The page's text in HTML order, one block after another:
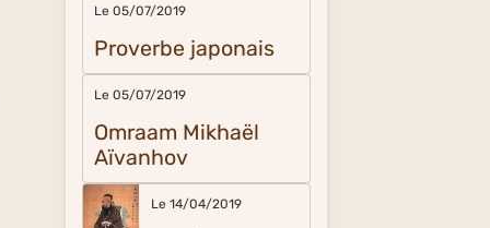
Le 05/07/2019
Proverbe japonais
Le 05/07/2019
Omraam Mikhaël
Aïvanhov
Le 14/04/2019